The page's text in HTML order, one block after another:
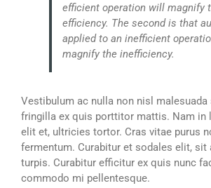
efficient operation will magnify
efficiency. The second is that
applied to an inefficient
magnify the inefficiency.
Vestibulum ac nulla non nisl
fringilla ex quis porttitor mattis. Nam in
elit et, ultricies tortor. Cras vitae purus
fermentum. Curabitur et sodales elit, sit
turpis. Curabitur efficitur ex quis nunc
commodo mi pellentesque.